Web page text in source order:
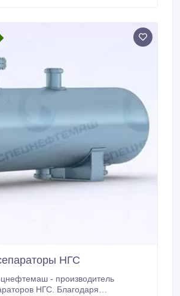
газовой,
отраслей.
НГС
- производитель
НГС. Благодаря